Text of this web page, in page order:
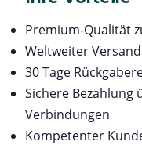
Premium-Qualität
Weltweiter
30 Tage
Sichere Bezahlung
Verbindungen
Kompetenter